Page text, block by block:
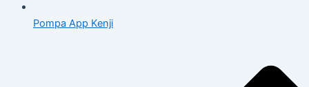
Pompa App Kenji